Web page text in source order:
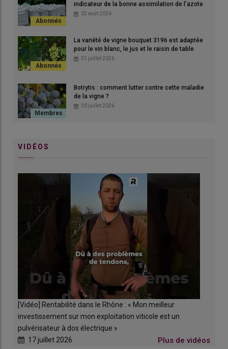
desprécipitations en hausse de 15 % en hiver et en baisse de
20 % en été, indique Météo France. Avec des étés de plus en
plus chauds.
Lire aussi :
solutions mettre en œuvre ?
Concept encore récent, l’
climatiques extrêmes. Une manière pour les vignerons de
dans les domaines viticoles pionniers ont fait la preuve de leur
efficacité. Qu’en sera-t-il à moyen terme contre la
? Difficile de répondre, faute de données
suffisamment anciennes et à l’échelle d’un bassin-versant
complet.
Mais peut-être que la question est mal posée. «
régénérative n’est pas une solution miracle qui va régler tous les
, prévient Simon Ricard consultant chez Permalab et
fondateur de l’association 'Pour une hydrologie régénérative'.
C’est une approche systémique, un ensemble d’actions
complémentaires fondées sur l’eau, lessols
et les arbres, pour
tendre vers des écosystèmes plus résilients.» Ainsi, certains
effets vont être visibles immédiatement. D’autres vont
nécessiter plusieurs années pour se matérialiser.
indicateur de la bonne assimilation de l’azote
02 août 2026
La variété de vigne bouquet 3196 est adaptée
pour le vin blanc, le jus et le raisin de table
31 juillet 2026
Botrytis : comment lutter contre cette maladie
de la vigne ?
30 juillet 2026
VIDÉOS
[Vidéo] Rentabilité dans le Rhône : « Mon meilleur
investissement sur mon exploitation viticole est un
pulvérisateur à dos électrique »
17 juillet 2026
Plus de vidéos